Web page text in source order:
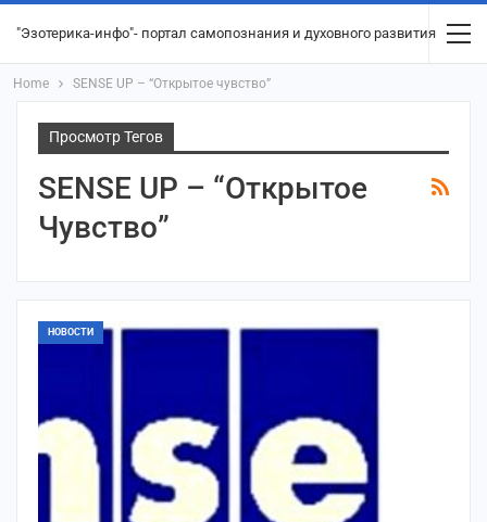
"Эзотерика-инфо"- портал самопознания и духовного развития
Home SENSE UP – “Открытое чувство”
Просмотр Тегов
SENSE UP – “Открытое
Чувство”
НОВОСТИ